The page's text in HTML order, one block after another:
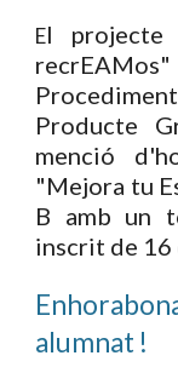
El projecte
Producte
menció
"Mejora tu
B amb un
inscrit de 16
alumnat !